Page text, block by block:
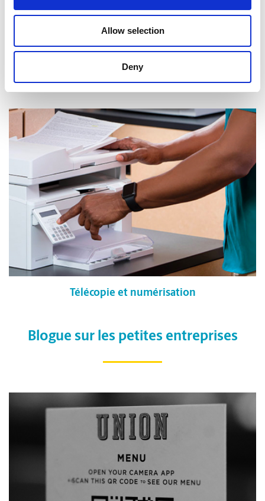
Allow selection
Deny
Télécopie et numérisation
Blogue sur les petites entreprises